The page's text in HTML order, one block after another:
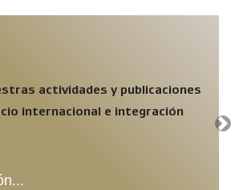
actividades y publicaciones
internacional e integración